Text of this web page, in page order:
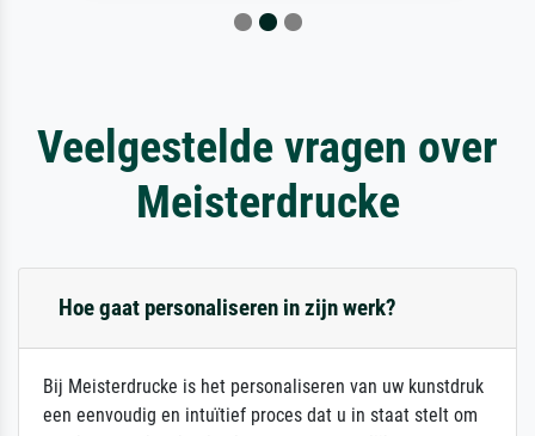
Veelgestelde vragen over
Meisterdrucke
Hoe gaat personaliseren in zijn werk?
Bij Meisterdrucke is het personaliseren van uw kunstdruk
een eenvoudig en intuïtief proces dat u in staat stelt om